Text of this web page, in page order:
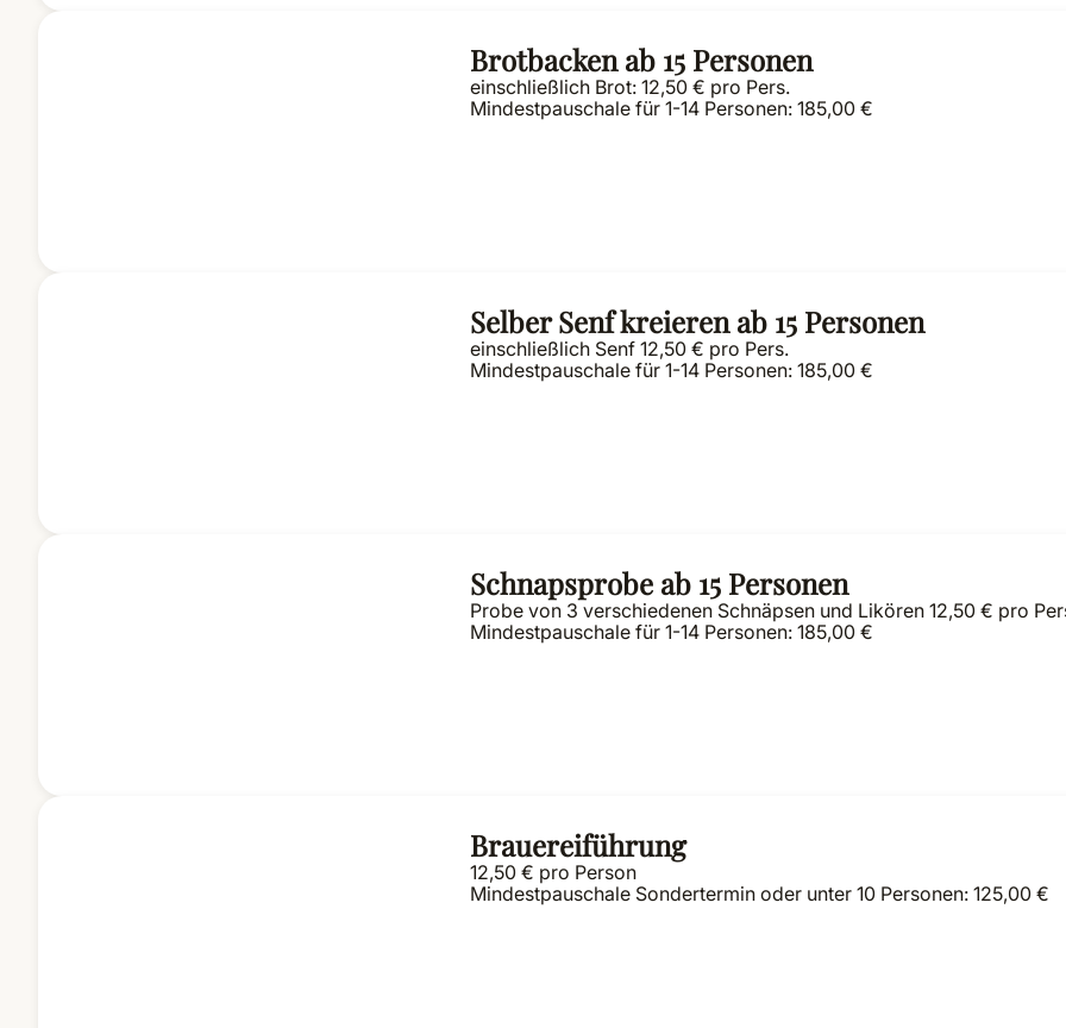
Brotbacken ab 15 Personen
einschließlich Brot: 12,50 € pro Pers.
Mindestpauschale für 1-14 Personen: 185,00 €
Selber Senf kreieren ab 15 Personen
einschließlich Senf 12,50 € pro Pers.
Mindestpauschale für 1-14 Personen: 185,00 €
Schnapsprobe ab 15 Personen
Probe von 3 verschiedenen Schnäpsen und Likören 12,50 € pro
Mindestpauschale für 1-14 Personen: 185,00 €
Brauereiführung
12,50 € pro Person
Mindestpauschale Sondertermin oder unter 10 Personen: 125,00 €